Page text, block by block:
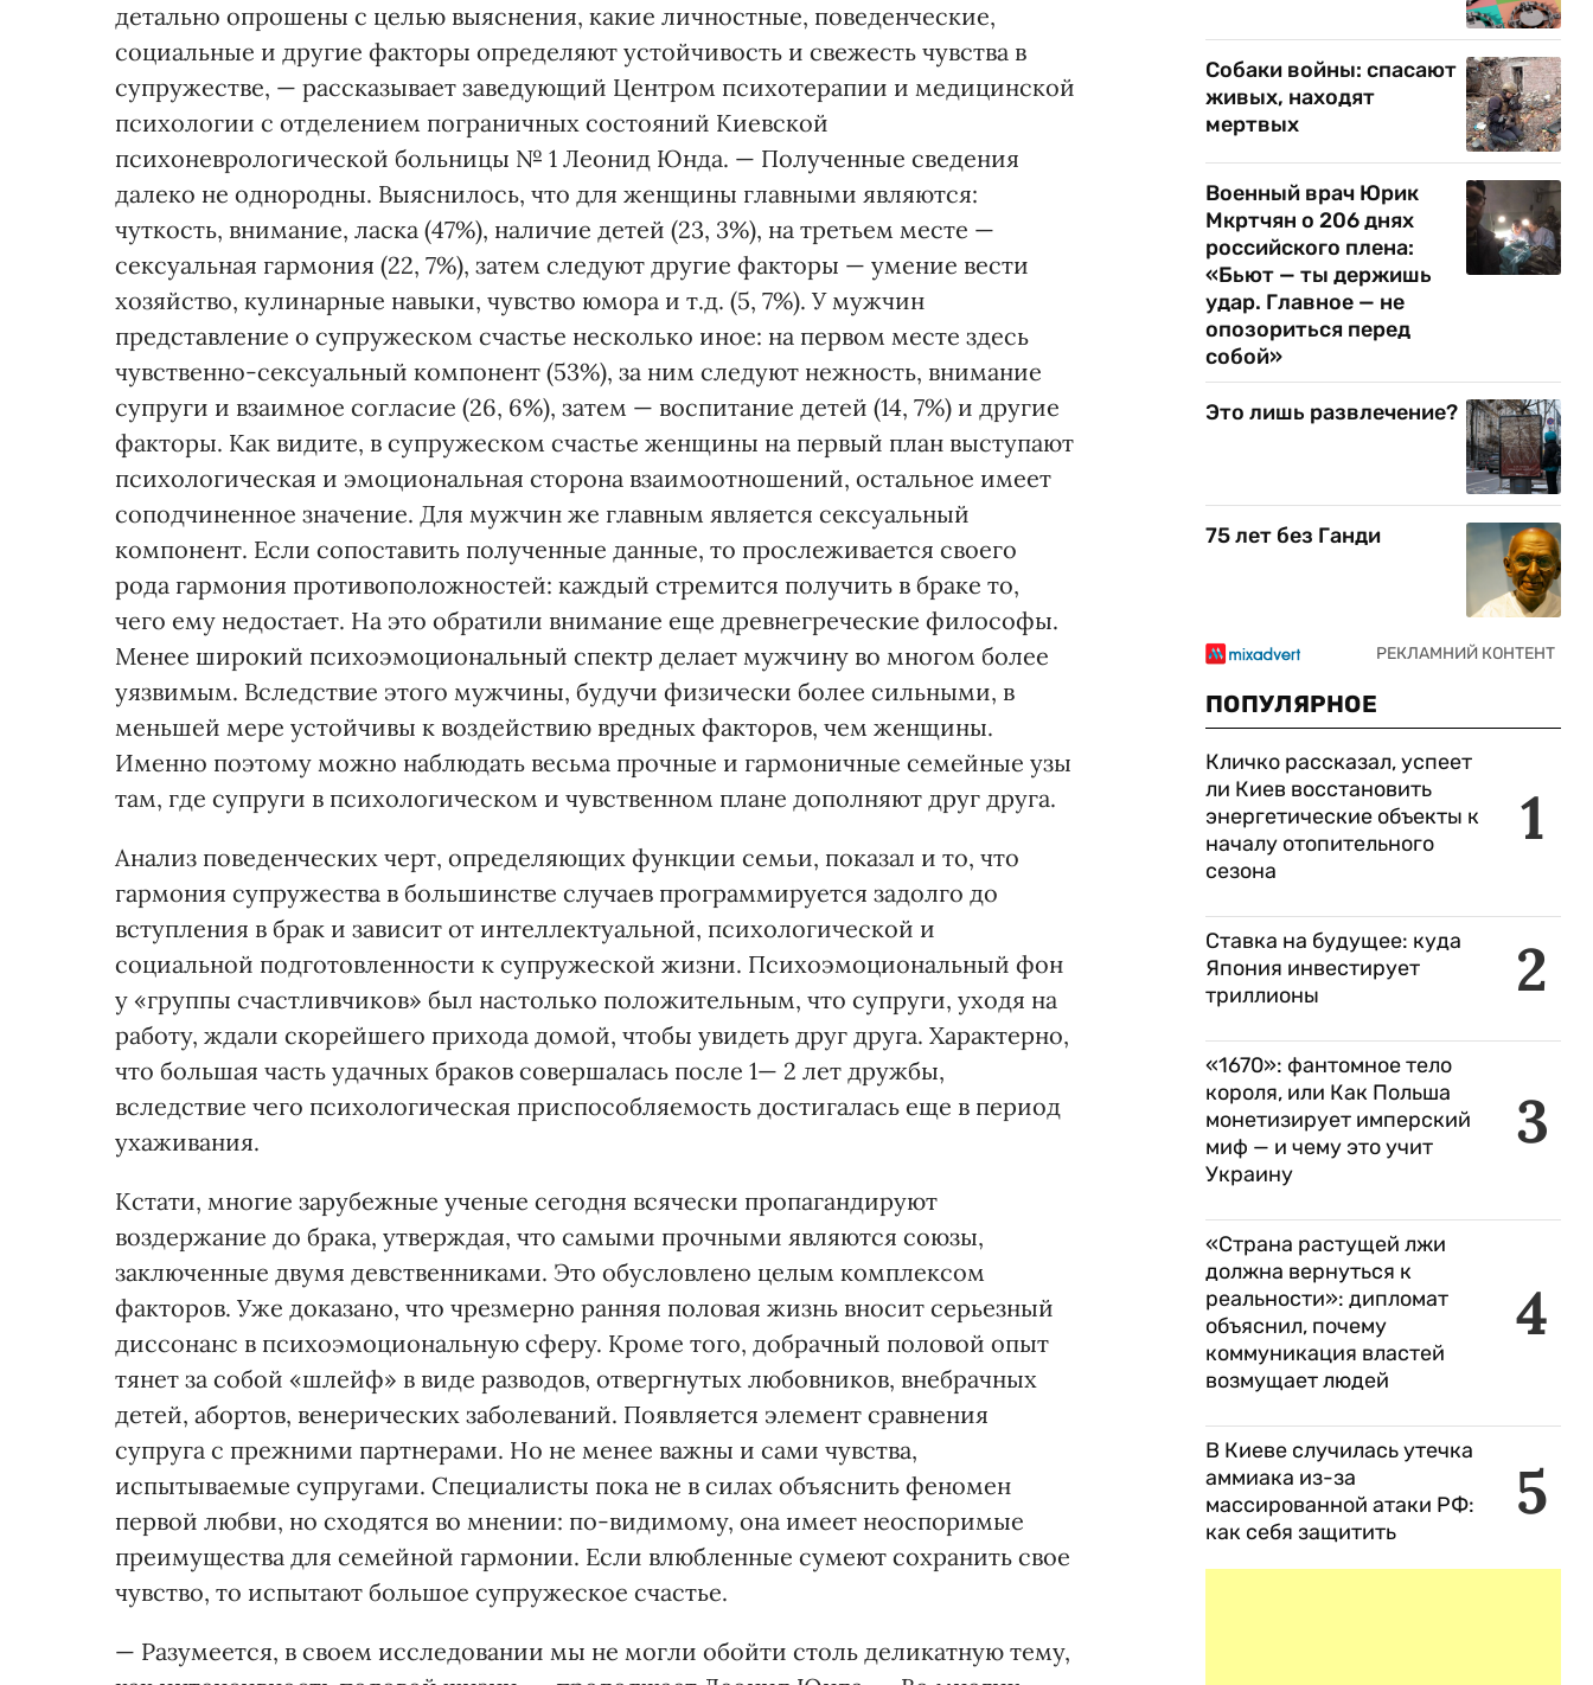
детально опрошены с целью выяснения, какие личностные, поведенческие,
социальные и другие факторы определяют устойчивость и свежесть чувства в
супружестве, — рассказывает заведующий Центром психотерапии и медицинской
психологии с отделением пограничных состояний Киевской
психоневрологической больницы № 1 Леонид Юнда. — Полученные сведения
далеко не однородны. Выяснилось, что для женщины главными являются:
чуткость, внимание, ласка (47%), наличие детей (23, 3%), на третьем месте —
сексуальная гармония (22, 7%), затем следуют другие факторы — умение вести
хозяйство, кулинарные навыки, чувство юмора и т.д. (5, 7%). У мужчин
представление о супружеском счастье несколько иное: на первом месте здесь
чувственно-сексуальный компонент (53%), за ним следуют нежность, внимание
супруги и взаимное согласие (26, 6%), затем — воспитание детей (14, 7%) и другие
факторы. Как видите, в супружеском счастье женщины на первый план выступают
психологическая и эмоциональная сторона взаимоотношений, остальное имеет
соподчиненное значение. Для мужчин же главным является сексуальный
компонент. Если сопоставить полученные данные, то прослеживается своего
рода гармония противоположностей: каждый стремится получить в браке то,
чего ему недостает. На это обратили внимание еще древнегреческие философы.
Менее широкий психоэмоциональный спектр делает мужчину во многом более
уязвимым. Вследствие этого мужчины, будучи физически более сильными, в
меньшей мере устойчивы к воздействию вредных факторов, чем женщины.
Именно поэтому можно наблюдать весьма прочные и гармоничные семейные узы
там, где супруги в психологическом и чувственном плане дополняют друг друга.
Анализ поведенческих черт, определяющих функции семьи, показал и то, что
гармония супружества в большинстве случаев программируется задолго до
вступления в брак и зависит от интеллектуальной, психологической и
социальной подготовленности к супружеской жизни. Психоэмоциональный фон
у «группы счастливчиков» был настолько положительным, что супруги, уходя на
работу, ждали скорейшего прихода домой, чтобы увидеть друг друга. Характерно,
что большая часть удачных браков совершалась после 1— 2 лет дружбы,
вследствие чего психологическая приспособляемость достигалась еще в период
ухаживания.
Кстати, многие зарубежные ученые сегодня всячески пропагандируют
воздержание до брака, утверждая, что самыми прочными являются союзы,
заключенные двумя девственниками. Это обусловлено целым комплексом
факторов. Уже доказано, что чрезмерно ранняя половая жизнь вносит серьезный
диссонанс в психоэмоциональную сферу. Кроме того, добрачный половой опыт
тянет за собой «шлейф» в виде разводов, отвергнутых любовников, внебрачных
детей, абортов, венерических заболеваний. Появляется элемент сравнения
супруга с прежними партнерами. Но не менее важны и сами чувства,
испытываемые супругами. Специалисты пока не в силах объяснить феномен
первой любви, но сходятся во мнении: по-видимому, она имеет неоспоримые
преимущества для семейной гармонии. Если влюбленные сумеют сохранить свое
чувство, то испытают большое супружеское счастье.
— Разумеется, в своем исследовании мы не могли обойти столь деликатную тему,
Собаки войны: спасают
живых, находят
мертвых
Военный врач Юрик
Мкртчян о 206 днях
российского плена:
«Бьют — ты держишь
удар. Главное — не
опозориться перед
собой»
Это лишь развлечение?
75 лет без Ганди
ПОПУЛЯРНОЕ
1
Кличко рассказал, успеет
ли Киев восстановить
энергетические объекты к
началу отопительного
сезона
2
Ставка на будущее: куда
Япония инвестирует
триллионы
3
«1670»: фантомное тело
короля, или Как Польша
монетизирует имперский
миф — и чему это учит
Украину
4
«Страна растущей лжи
должна вернуться к
реальности»: дипломат
объяснил, почему
коммуникация властей
возмущает людей
5
В Киеве случилась утечка
аммиака из-за
массированной атаки РФ:
как себя защитить